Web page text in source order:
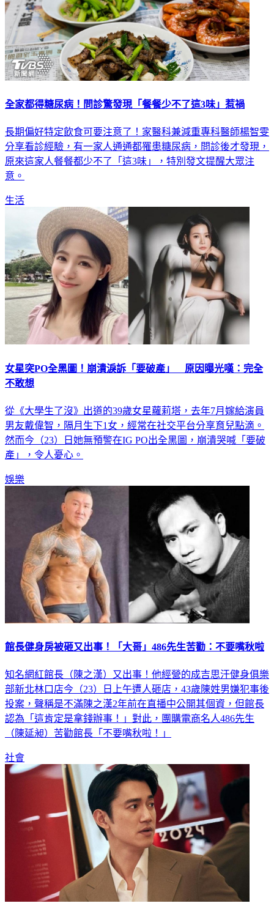
全家都得糖尿病！問診驚發現「餐餐少不了這3味」惹禍
長期偏好特定飲食可要注意了！家醫科兼減重專科醫師楊智雯
分享看診經驗，有一家人通通都罹患糖尿病，問診後才發現，
原來這家人餐餐都少不了「這3味」，特別發文提醒大眾注
意。
生活
女星突PO全黑圖！崩潰淚訴「要破產」 原因曝光嘆：完全
不敢想
從《大學生了沒》出道的39歲女星蘿莉塔，去年7月嫁給演員
男友戴偉智，隔月生下1女，經常在社交平台分享育兒點滴。
然而今（23）日她無預警在IG PO出全黑圖，崩潰哭喊「要破
產」，令人憂心。
娛樂
館長健身房被砸又出事！「大哥」486先生苦勸：不要嘴秋啦
知名網紅館長（陳之漢）又出事！他經營的成吉思汗健身俱樂
部新北林口店今（23）日上午遭人砸店，43歲陳姓男嫌犯事後
投案，聲稱是不滿陳之漢2年前在直播中公開其個資，但館長
認為「這肯定是拿錢辦事！」對此，團購電商名人486先生
（陳延昶）苦勸館長「不要嘴秋啦！」
社會